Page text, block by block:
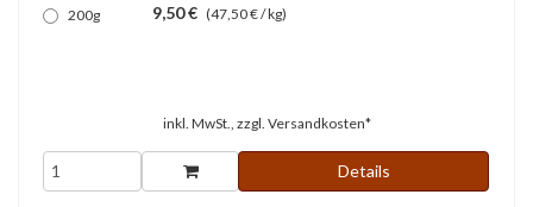
200g
9,50 € (47,50 € / kg)
inkl. MwSt., zzgl. Versandkosten*
Details